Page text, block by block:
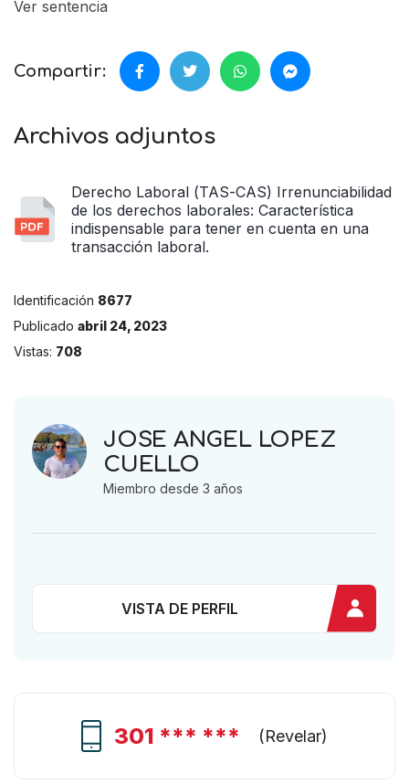
Ver sentencia
Compartir:
Archivos adjuntos
Derecho Laboral (TAS-CAS) Irrenunciabilidad
de los derechos laborales: Característica
indispensable para tener en cuenta en una
transacción laboral.
Identificación 8677
Publicado abril 24, 2023
Vistas: 708
JOSE ANGEL LOPEZ
CUELLO
Miembro desde 3 años
VISTA DE PERFIL
301 *** *** (Revelar)